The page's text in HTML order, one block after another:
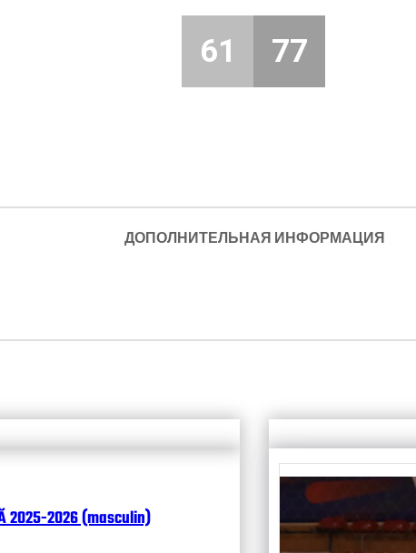
61 77
ДОПОЛНИТЕЛЬНАЯ ИНФОРМАЦИЯ
2025-2026 (masculin)